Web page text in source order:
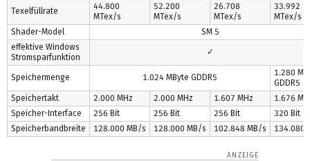
Texelfüllrate
44.800
MTex/s
52.200
MTex/s
26.708
MTex/s
33.992
MTex/s
Shader-Model
SM 5
effektive Windows
Stromsparfunktion
✓
Speichermenge 1.024 MByte GDDR5
1.280
GDDR5
Speichertakt
2.000 MHz 2.000 MHz 1.607 MHz
1.676
Speicher-Interface
256 Bit 256 Bit 256 Bit
320 Bit
Speicherbandbreite
128.000 MB/s 128.000 MB/s 102.848 MB/s 134.080